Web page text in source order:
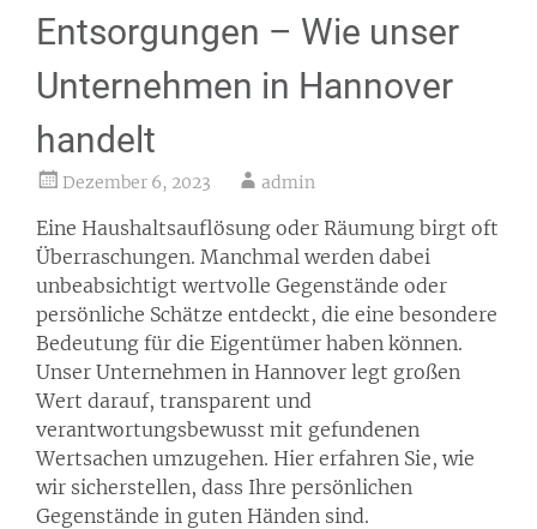
Entsorgungen – Wie unser
Unternehmen in Hannover
handelt
Dezember 6, 2023 admin
Eine Haushaltsauflösung oder Räumung birgt oft
Überraschungen. Manchmal werden dabei
unbeabsichtigt wertvolle Gegenstände oder
persönliche Schätze entdeckt, die eine besondere
Bedeutung für die Eigentümer haben können.
Unser Unternehmen in Hannover legt großen
Wert darauf, transparent und
verantwortungsbewusst mit gefundenen
Wertsachen umzugehen. Hier erfahren Sie, wie
wir sicherstellen, dass Ihre persönlichen
Gegenstände in guten Händen sind.